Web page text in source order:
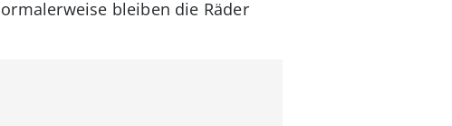
bleiben die Räder